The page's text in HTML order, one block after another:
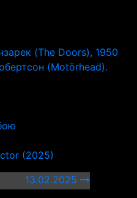
(The Doors), 1950
(Motörhead).
(2025)
13.02.2025